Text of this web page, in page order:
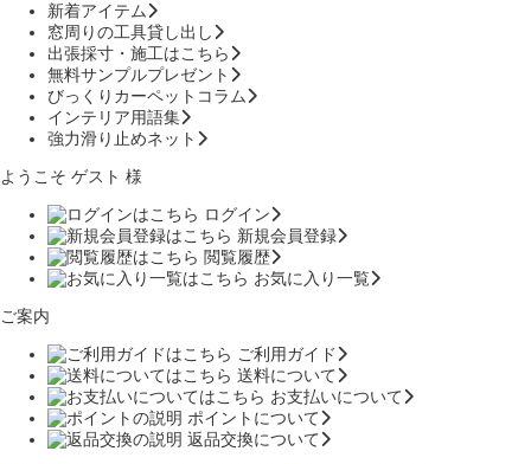
新着アイテム
窓周りの工具貸し出し
出張採寸・施工はこちら
無料サンプルプレゼント
びっくりカーペットコラム
インテリア用語集
強力滑り止めネット
ようこそ ゲスト 様
ログイン
新規会員登録
閲覧履歴
お気に入り一覧
ご案内
ご利用ガイド
送料について
お支払いについて
ポイントについて
返品交換について